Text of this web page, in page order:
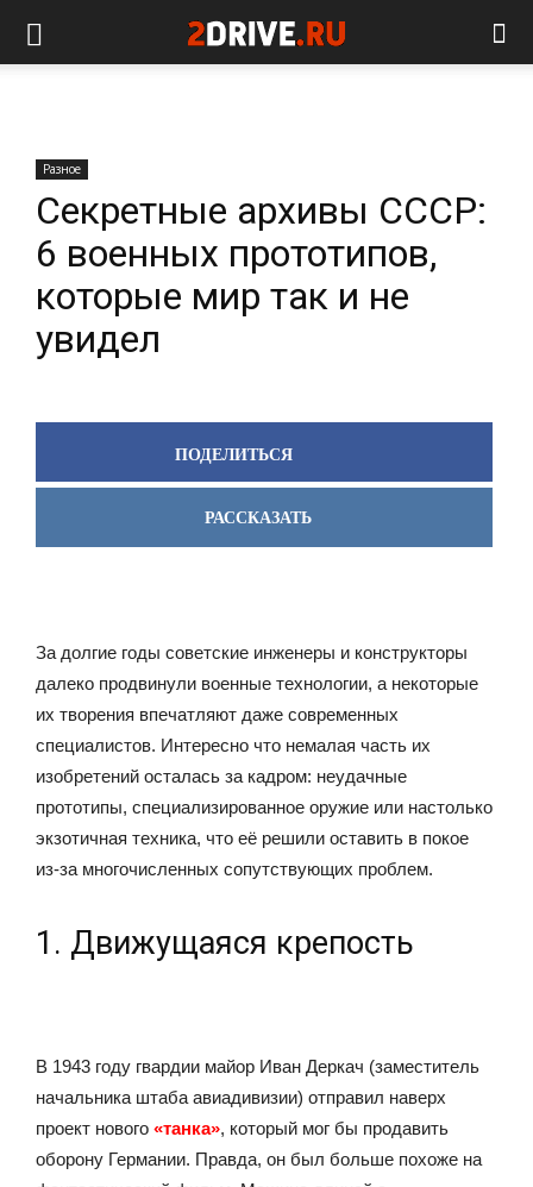
Разное
Секретные архивы СССР:
6 военных прототипов,
которые мир так и не
увидел
ПОДЕЛИТЬСЯ
РАССКАЗАТЬ
За долгие годы советские инженеры и конструкторы
далеко продвинули военные технологии, а некоторые
их творения впечатляют даже современных
специалистов. Интересно что немалая часть их
изобретений осталась за кадром: неудачные
прототипы, специализированное оружие или настолько
экзотичная техника, что её решили оставить в покое
из-за многочисленных сопутствующих проблем.
1. Движущаяся крепость
В 1943 году гвардии майор Иван Деркач (заместитель
начальника штаба авиадивизии) отправил наверх
проект нового «танка», который мог бы продавить
оборону Германии. Правда, он был больше похоже на